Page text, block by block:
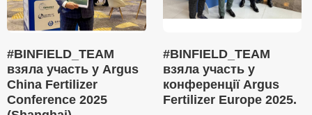
#BINFIELD_TEAM
взяла участь у Argus
China Fertilizer
Conference 2025
#BINFIELD_TEAM
взяла участь у
конференції Argus
Fertilizer Europe 2025.